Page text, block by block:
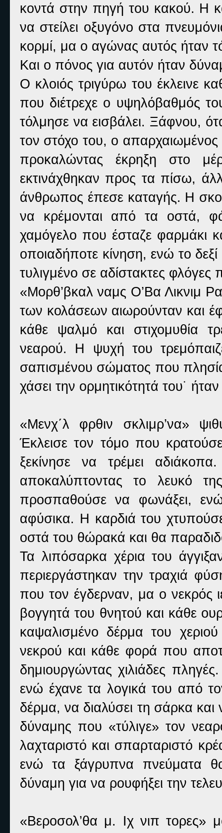
κοντά στην πηγή του κακού. Η
να στείλει οξυγόνο στα
κορμί, μα ο αγώνας αυτός
Και ο πόνος για αυτόν ήταν
Ο κλοιός τριγύρω του έκλεινε
που διέτρεχε ο υψηλόβαθμός
τόλμησε να εισβάλει. Ξάφνου,
τον στόχο του, ο
προκαλώντας έκρηξη στο
εκτινάχθηκαν προς τα πίσω,
άνθρωπος έπεσε καταγής. Η
να κρέμονται από τα οστά,
χαμόγελο που έσταζε φαρμάκι
οποιαδήποτε κίνηση, ενώ το
τυλιγμένο σε αδίστακτες
«Μορθ’βκαλ ναμς Ο’Βα Λικνιμ
των κολάσεων αιωρούνταν και
κάθε ψαλμό και στιχομυθία
νεαρού. Η ψυχή του
σαπισμένου σώματος που
χάσει την ορμητικότητά του˙
«Μενχ΄λ φρθιν σκλιμρ’να»
Έκλεισε τον τόμο που
ξεκίνησε να τρέμει
αποκαλύπτοντας το λευκό
προσπαθούσε να φωνάξει,
αφύσικα. Η καρδιά του
οστά του θώρακά και θα
Τα λιπόσαρκα χέρια του
περιεργάστηκαν την τραχιά
που τον έγδερναν, μα ο νεκρός
βογγητά του θνητού και κάθε
καψαλισμένο δέρμα του
νεκρού και κάθε φορά που
δημιουργώντας χιλιάδες
ενώ έχανε τα λογικά του από
δέρμα, να διαλύσει τη σάρκα
δύναμης που «τύλιγε» τον
λαχταριστό και σπαρταριστό
ενώ τα ξάγρυπνα πνεύματα
δύναμη για να ρουφήξει την
«Βεροσολ’θα μ. Ιχ νιπ τορες»